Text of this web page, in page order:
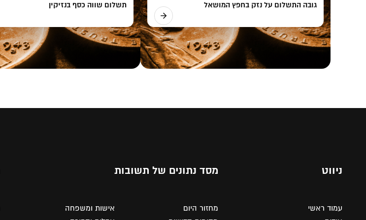
גובה התשלום על נזק בחפץ המושאל תשלום שווה כסף בנזיקין
ניווט
עמוד ראשי
מסד נתונים של תשובות
מחזור היום
אישות ומשפחה